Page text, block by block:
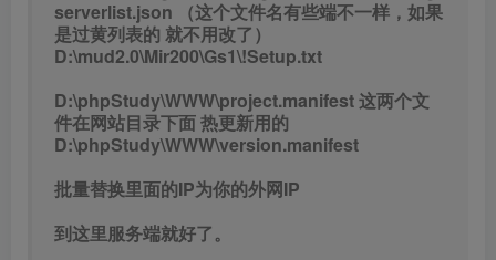
serverlist.json （这个文件名有些端不一样，如果
是过黄列表的 就不用改了）
D:\mud2.0\Mir200\Gs1\!Setup.txt
D:\phpStudy\WWW\project.manifest 这两个文
件在网站目录下面 热更新用的
D:\phpStudy\WWW\version.manifest
批量替换里面的IP为你的外网IP
到这里服务端就好了。